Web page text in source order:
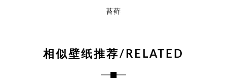
苔藓
相似壁纸推荐/RELATED